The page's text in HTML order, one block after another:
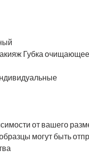
Губка очищающее
от вашего
могут быть